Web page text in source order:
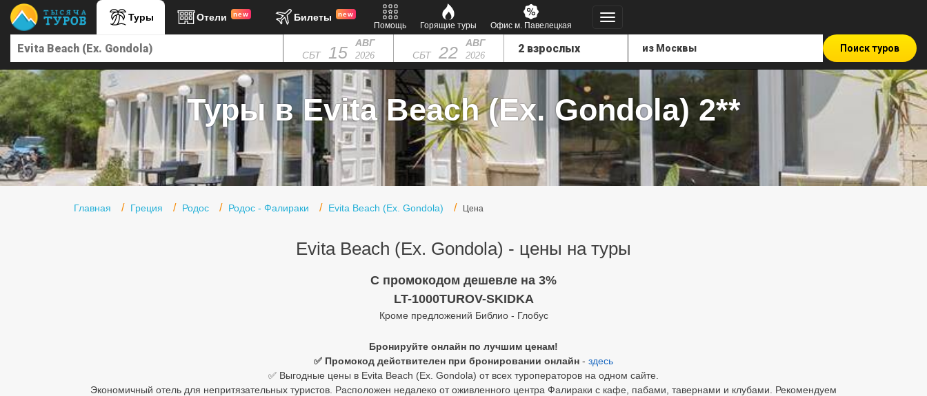
Туры Отели new Билеты new
Помощь Горящие туры Офис м. Павелецкая
СБТ 15 АВГ
2026 СБТ 22 АВГ
2026
Поиск туров
Туры в Evita Beach (Ex. Gondola) 2**
Главная Греция Родос Родос - Фалираки Evita Beach (Ex. Gondola) Цена
Evita Beach (Ex. Gondola) - цены на туры
C промокодом дешевле на 3%
LT-1000TUROV-SKIDKA
Кроме предложений Библио - Глобус
Бронируйте онлайн по лучшим ценам!
✅ Промокод действителен при бронировании онлайн - здесь
✅ Выгодные цены в Evita Beach (Ex. Gondola) от всех туроператоров на одном сайте.
Экономичный отель для непритязательных туристов. Расположен недалеко от оживленного центра Фалираки с кафе, пабами, тавернами и клубами. Рекомендуем
Главная
Горящие туры
Туры в Турцию
Туры в Египет
Туры в ОАЭ
Офис г. Москва